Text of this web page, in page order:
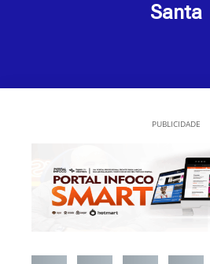
Santa
PUBLICIDADE